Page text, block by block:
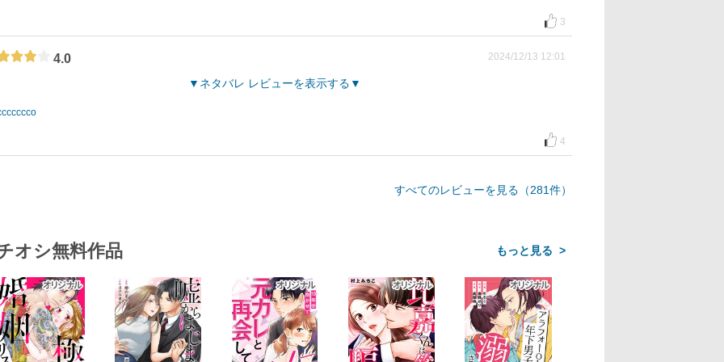
3
4.0 2024/12/13 12:01
ネタバレ レビューを表示する
4
すべてのレビューを見る（281件）
オシ無料作品 >